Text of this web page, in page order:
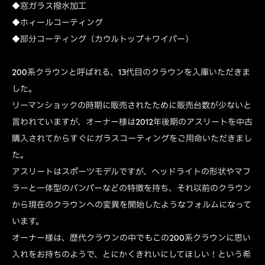
◆窓ガラス撥水加工
◆ホィールコーティング
◆部分コーティング（カウルトップ＋ワイパー）
200系クラウンと呼ばれる、13代目のクラウンを入庫いただきま
した。
リーマンショックの時期に販売されたために販売台数が少ないと
言われていますが、オーナー様は2012年後期のアスリートを中古
購入されてからすぐにガラスコーティングをご用命いただきまし
た。
アスリートはスポーツモデルですが、ヘッドライトの形状やマフ
ラーと一体型のバンパーなどの特徴を持ち、それ以前のクラウン
から現在のクラウンへの変異を開始したようなフォルムになって
います。
オーナー様は、歴代クラウンの中でもこの200系クラウンに思い
入れをお持ちのようで、とにかくきれいにしてほしい！という希